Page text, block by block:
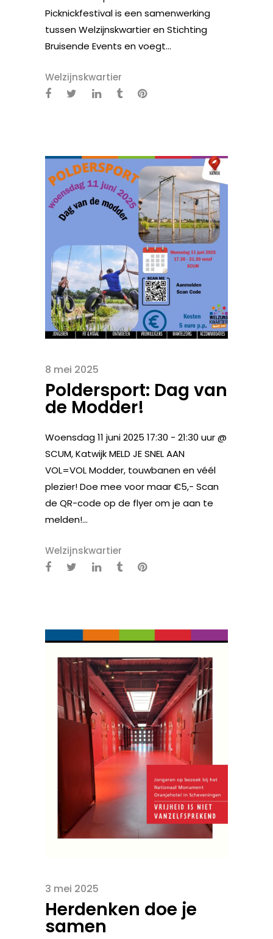
Picknickfestival is een samenwerking
tussen Welzijnskwartier en Stichting
Bruisende Events en voegt...
Welzijnskwartier
8 mei 2025
Poldersport: Dag van
de Modder!
Woensdag 11 juni 2025 17:30 - 21:30 uur @
SCUM, Katwijk MELD JE SNEL AAN
VOL=VOL Modder, touwbanen en véél
plezier! Doe mee voor maar €5,- Scan
de QR-code op de flyer om je aan te
melden!...
Welzijnskwartier
3 mei 2025
Herdenken doe je
samen